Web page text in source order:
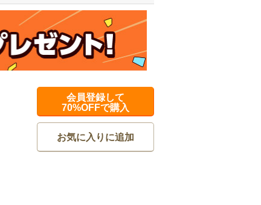
会員登録して
70%OFFで購入
お気に入りに追加